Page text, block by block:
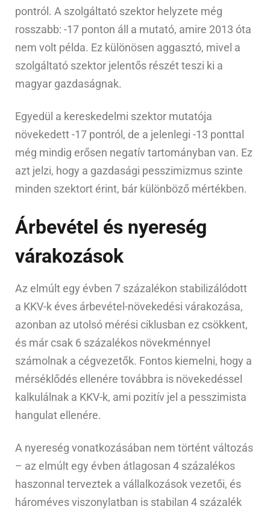
pontról. A szolgáltató szektor helyzete még
rosszabb: -17 ponton áll a mutató, amire 2013 óta
nem volt példa. Ez különösen aggasztó, mivel a
szolgáltató szektor jelentős részét teszi ki a
magyar gazdaságnak.
Egyedül a kereskedelmi szektor mutatója
növekedett -17 pontról, de a jelenlegi -13 ponttal
még mindig erősen negatív tartományban van. Ez
azt jelzi, hogy a gazdasági pesszimizmus szinte
minden szektort érint, bár különböző mértékben.
Árbevétel és nyereség
várakozások
Az elmúlt egy évben 7 százalékon stabilizálódott
a KKV-k éves árbevétel-növekedési várakozása,
azonban az utolsó mérési ciklusban ez csökkent,
és már csak 6 százalékos növekménnyel
számolnak a cégvezetők. Fontos kiemelni, hogy a
mérséklődés ellenére továbbra is növekedéssel
kalkulálnak a KKV-k, ami pozitív jel a pesszimista
hangulat ellenére.
A nyereség vonatkozásában nem történt változás
– az elmúlt egy évben átlagosan 4 százalékos
haszonnal terveztek a vállalkozások vezetői, és
hároméves viszonylatban is stabilan 4 százalék